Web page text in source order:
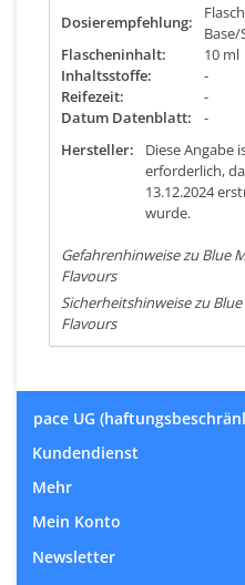
Dosierempfehlung:
Flascheninhalt:
10 ml
Inhaltsstoffe:
-
Reifezeit:
-
Datum Datenblatt:
-
Hersteller:
Diese Angabe
erforderlich,
13.12.2024
wurde.
Gefahrenhinweise zu Blue
Flavours
Sicherheitshinweise zu
Flavours
pace UG
Kundendienst
Mehr
Mein Konto
Newsletter